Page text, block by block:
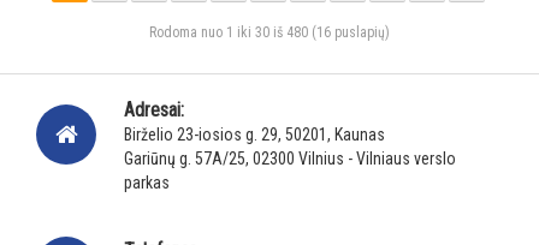
Rodoma nuo 1 iki 30 iš 480 (16 puslapių)
Adresai:
Birželio 23-iosios g. 29, 50201, Kaunas
Gariūnų g. 57A/25, 02300 Vilnius - Vilniaus verslo
parkas